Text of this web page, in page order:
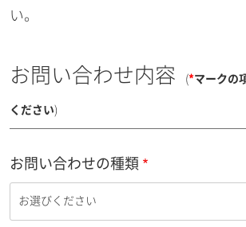
い。
お問い合わせ内容 (*マークの
ください)
お問い合わせの種類